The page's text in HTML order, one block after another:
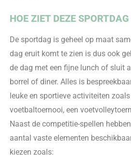
HOE ZIET DEZE
De sportdag is geheel op maat
dag eruit komt te zien is dus ook
de dag met een fijne lunch of sluit
borrel of diner. Alles is
leuke en sportieve activiteiten
voetbaltoernooi, een
Naast de competitie-spellen
aantal vaste elementen
kiezen zoals: